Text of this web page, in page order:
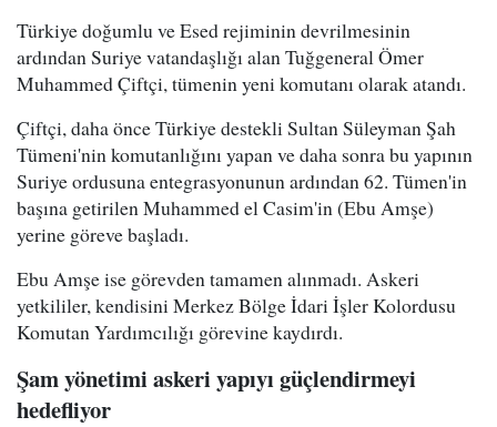
Türkiye doğumlu ve Esed rejiminin devrilmesinin
ardından Suriye vatandaşlığı alan Tuğgeneral Ömer
Muhammed Çiftçi, tümenin yeni komutanı olarak atandı.
Çiftçi, daha önce Türkiye destekli Sultan Süleyman Şah
Tümeni'nin komutanlığını yapan ve daha sonra bu yapının
Suriye ordusuna entegrasyonunun ardından 62. Tümen'in
başına getirilen Muhammed el Casim'in (Ebu Amşe)
yerine göreve başladı.
Ebu Amşe ise görevden tamamen alınmadı. Askeri
yetkililer, kendisini Merkez Bölge İdari İşler Kolordusu
Komutan Yardımcılığı görevine kaydırdı.
Şam yönetimi askeri yapıyı güçlendirmeyi
hedefliyor